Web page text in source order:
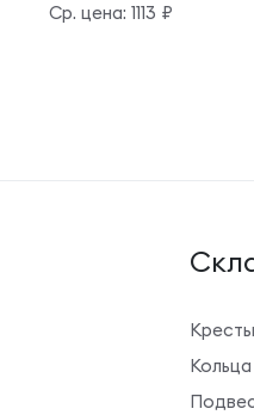
Cр. цена: 1113 ₽
Кресты
Кольца